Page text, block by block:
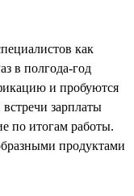
как
в полгода-год
и пробуются
зарплаты
по итогам работы.
продуктами